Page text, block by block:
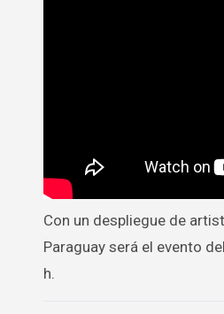
Con un despliegue de
Paraguay será el evento
h.